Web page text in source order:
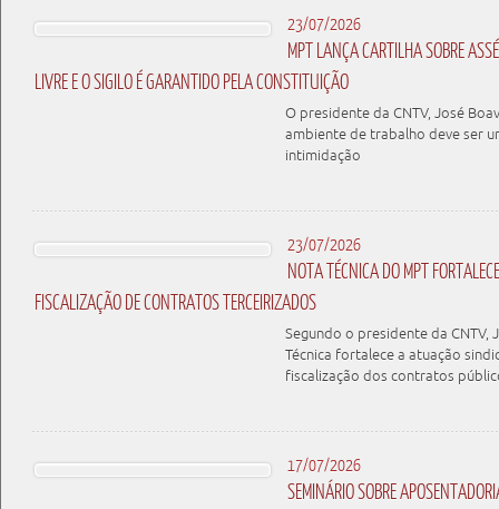
23/07/2026
MPT LANÇA CARTILHA SOBRE
LIVRE E O SIGILO É GARANTIDO PELA CONSTITUIÇÃO
O presidente da CNTV, José
ambiente de trabalho deve ser
intimidação
23/07/2026
NOTA TÉCNICA DO MPT
FISCALIZAÇÃO DE CONTRATOS TERCEIRIZADOS
Segundo o presidente da CNTV,
Técnica fortalece a atuação
fiscalização dos contratos
17/07/2026
SEMINÁRIO SOBRE